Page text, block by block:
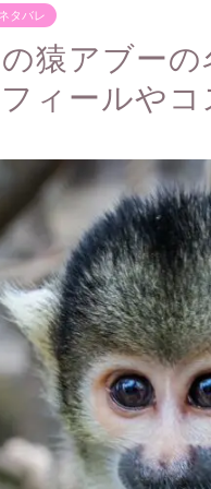
タバレ
猿アブー
ィールや